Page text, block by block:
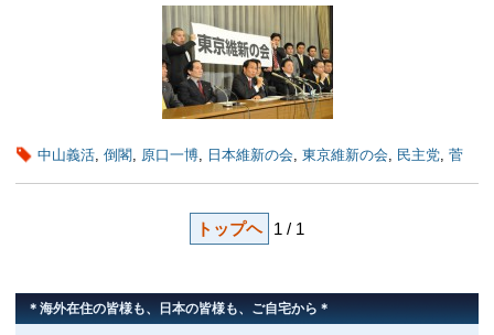
中山義活, 倒閣, 原口一博, 日本維新の会, 東京維新の会, 民主党, 菅
トップヘ 1 / 1
＊海外在住の皆様も、日本の皆様も、ご自宅から＊